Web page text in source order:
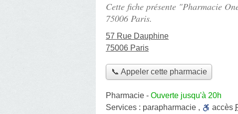
Cette fiche présente "Pharmacie
75006 Paris.
57 Rue Dauphine
75006 Paris
📞 Appeler cette pharmacie
Pharmacie - Ouverte jusqu'à 20h
Services : parapharmacie , accès